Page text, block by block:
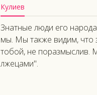
Кулиев
Знатные люди его
мы. Мы также видим, что
тобой, не поразмыслив.
лжецами".